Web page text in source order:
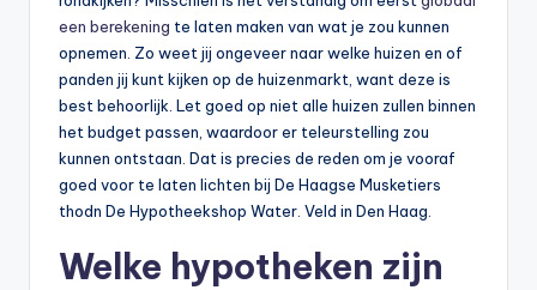
een berekening te laten maken van wat je zou kunnen
opnemen. Zo weet jij ongeveer naar welke huizen en of
panden jij kunt kijken op de huizenmarkt, want deze is
best behoorlijk. Let goed op niet alle huizen zullen binnen
het budget passen, waardoor er teleurstelling zou
kunnen ontstaan. Dat is precies de reden om je vooraf
goed voor te laten lichten bij De Haagse Musketiers
thodn De Hypotheekshop Water. Veld in Den Haag.
Welke hypotheken zijn